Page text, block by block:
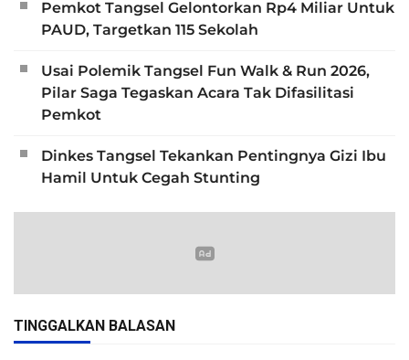
Pemkot Tangsel Gelontorkan Rp4 Miliar Untuk
PAUD, Targetkan 115 Sekolah
Usai Polemik Tangsel Fun Walk & Run 2026,
Pilar Saga Tegaskan Acara Tak Difasilitasi
Pemkot
Dinkes Tangsel Tekankan Pentingnya Gizi Ibu
Hamil Untuk Cegah Stunting
TINGGALKAN BALASAN